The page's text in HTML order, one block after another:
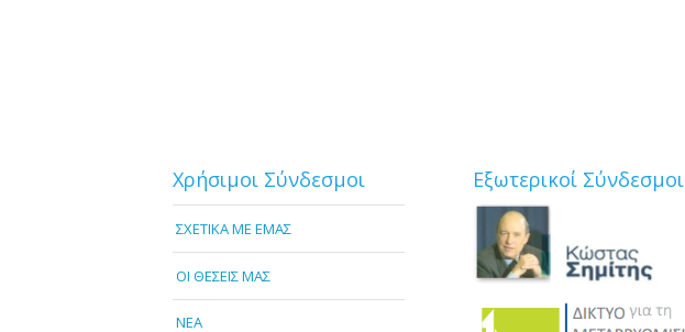
Χρήσιμοι Σύνδεσμοι
ΣΧΕΤΙΚΑ ΜΕ ΕΜΑΣ
OI ΘΕΣΕΙΣ ΜΑΣ
NEA
Εξωτερικοί Σύνδεσμοι